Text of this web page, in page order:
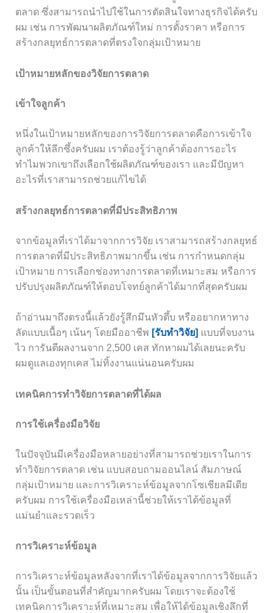
ตลาด ซึ่งสามารถนำไปใช้ในการตัดสินใจทางธุรกิจได้ครับ
ผม เช่น การพัฒนาผลิตภัณฑ์ใหม่ การตั้งราคา หรือการ
สร้างกลยุทธ์การตลาดที่ตรงใจกลุ่มเป้าหมาย
เป้าหมายหลักของวิจัยการตลาด
เข้าใจลูกค้า
หนึ่งในเป้าหมายหลักของการวิจัยการตลาดคือการเข้าใจ
ลูกค้าให้ลึกซึ้งครับผม เราต้องรู้ว่าลูกค้าต้องการอะไร
ทำไมพวกเขาถึงเลือกใช้ผลิตภัณฑ์ของเรา และมีปัญหา
อะไรที่เราสามารถช่วยแก้ไขได้
สร้างกลยุทธ์การตลาดที่มีประสิทธิภาพ
จากข้อมูลที่เราได้มาจากการวิจัย เราสามารถสร้างกลยุทธ์
การตลาดที่มีประสิทธิภาพมากขึ้น เช่น การกำหนดกลุ่ม
เป้าหมาย การเลือกช่องทางการตลาดที่เหมาะสม หรือการ
ปรับปรุงผลิตภัณฑ์ให้ตอบโจทย์ลูกค้าได้มากที่สุดครับผม
ถ้าอ่านมาถึงตรงนี้แล้วยังรู้สึกมึนหัวตึ้บ หรืออยากหาทาง
ลัดแบบเนื้อๆ เน้นๆ โดยมืออาชีพ [รับทำวิจัย] แบบที่จบงาน
ไว การันตีผลงานจาก 2,500 เคส ทักหาผมได้เลยนะครับ
ผมดูแลเองทุกเคส ไม่ทิ้งงานแน่นอนครับผม
เทคนิคการทำวิจัยการตลาดที่ได้ผล
การใช้เครื่องมือวิจัย
ในปัจจุบันมีเครื่องมือหลายอย่างที่สามารถช่วยเราในการ
ทำวิจัยการตลาด เช่น แบบสอบถามออนไลน์ สัมภาษณ์
กลุ่มเป้าหมาย และการวิเคราะห์ข้อมูลจากโซเชียลมีเดีย
ครับผม การใช้เครื่องมือเหล่านี้ช่วยให้เราได้ข้อมูลที่
แม่นยำและรวดเร็ว
การวิเคราะห์ข้อมูล
การวิเคราะห์ข้อมูลหลังจากที่เราได้ข้อมูลจากการวิจัยแล้ว
นั้น เป็นขั้นตอนที่สำคัญมากครับผม โดยเราจะต้องใช้
เทคนิคการวิเคราะห์ที่เหมาะสม เพื่อให้ได้ข้อมูลเชิงลึกที่